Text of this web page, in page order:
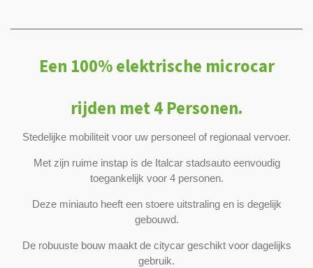
Een 100% elektrische microcar
rijden met 4 Personen.
Stedelijke mobiliteit voor uw personeel of regionaal vervoer.
Met zijn ruime instap is de Italcar stadsauto eenvoudig
toegankelijk voor 4 personen.
Deze miniauto heeft een stoere uitstraling en is degelijk
gebouwd.
De robuuste bouw maakt de citycar geschikt voor dagelijks
gebruik.